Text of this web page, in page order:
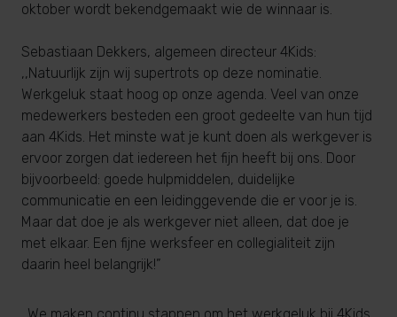
oktober wordt bekendgemaakt wie de winnaar is.
Sebastiaan Dekkers, algemeen directeur 4Kids:
,,Natuurlijk zijn wij supertrots op deze nominatie.
Werkgeluk staat hoog op onze agenda. Veel van onze
medewerkers besteden een groot gedeelte van hun tijd
aan 4Kids. Het minste wat je kunt doen als werkgever is
ervoor zorgen dat iedereen het fijn heeft bij ons. Door
bijvoorbeeld: goede hulpmiddelen, duidelijke
communicatie en een leidinggevende die er voor je is.
Maar dat doe je als werkgever niet alleen, dat doe je
met elkaar. Een fijne werksfeer en collegialiteit zijn
daarin heel belangrijk!”